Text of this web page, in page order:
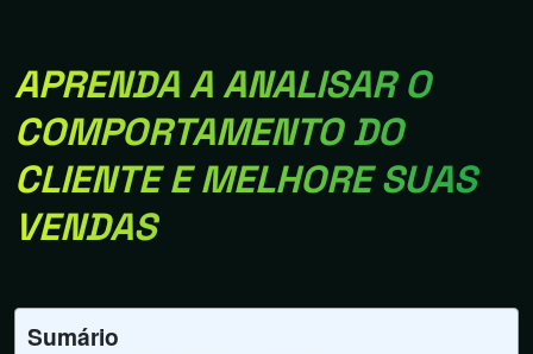
APRENDA A ANALISAR O
COMPORTAMENTO DO
CLIENTE E MELHORE SUAS
VENDAS
Sumário